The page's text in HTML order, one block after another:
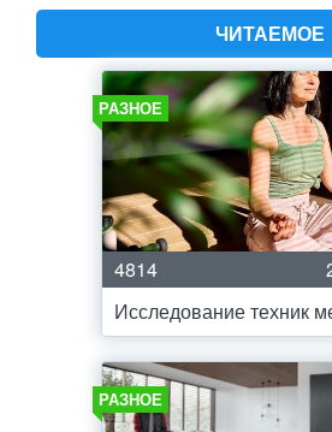
ЧИТАЕМОЕ
РАЗНОЕ
4814
Исследование техник
РАЗНОЕ